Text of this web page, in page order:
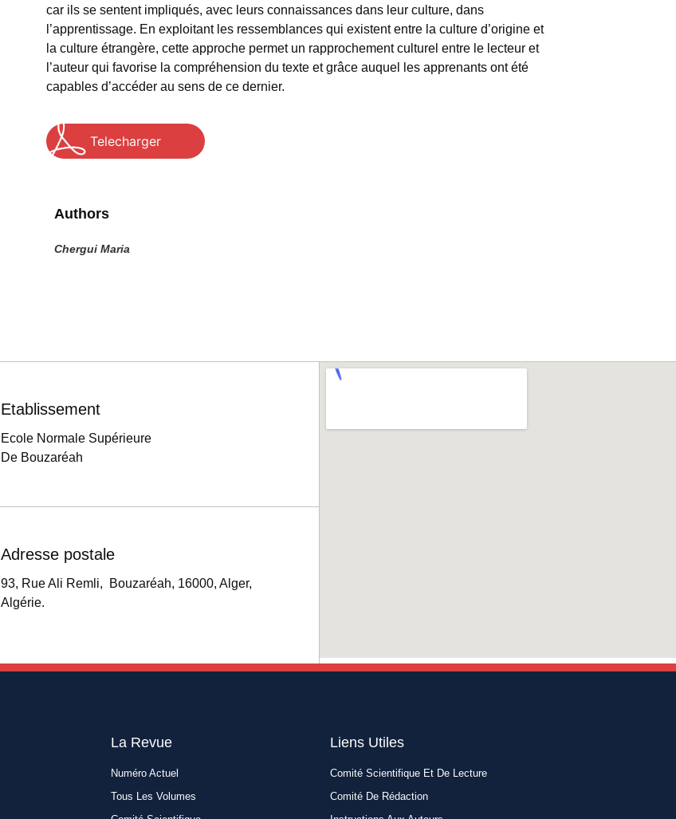
car ils se sentent impliqués, avec leurs connaissances dans leur culture, dans
l’apprentissage. En exploitant les ressemblances qui existent entre la culture d’origine et
la culture étrangère, cette approche permet un rapprochement culturel entre le lecteur et
l’auteur qui favorise la compréhension du texte et grâce auquel les apprenants ont été
capables d’accéder au sens de ce dernier.
Telecharger
Authors
Chergui Maria
Etablissement
Ecole Normale Supérieure
De Bouzaréah
Adresse postale
93, Rue Ali Remli, Bouzaréah, 16000, Alger,
Algérie.
La Revue
Numéro Actuel
Tous Les Volumes
Liens Utiles​
Comité Scientifique Et De Lecture
Comité De Rédaction